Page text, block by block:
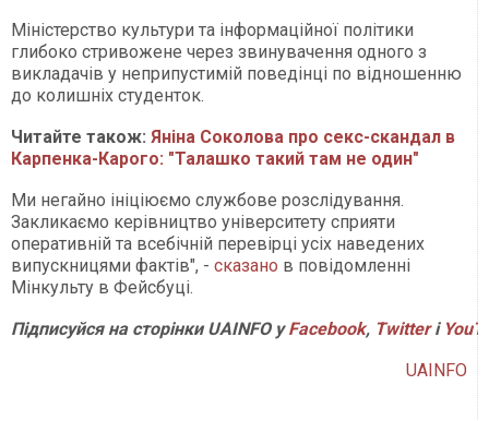
Міністерство культури та інформаційної політики
глибоко стривожене через звинувачення одного з
викладачів у неприпустимій поведінці по відношенню
до колишніх студенток.
Читайте також: Яніна Соколова про секс-скандал в
Карпенка-Карого: "Талашко такий там не один"
Ми негайно ініціюємо службове розслідування.
Закликаємо керівництво університету сприяти
оперативній та всебічній перевірці усіх наведених
випускницями фактів", - сказано в повідомленні
Мінкульту в Фейсбуці.
Підписуйся на сторінки UAINFO уFacebook, Twitterі
UAINFO